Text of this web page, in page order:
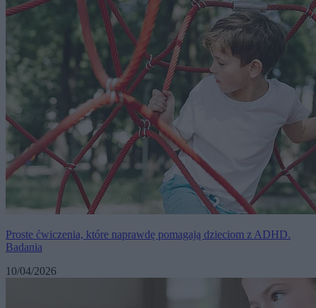
Proste ćwiczenia, które naprawdę pomagają dzieciom z ADHD.
Badania
10/04/2026